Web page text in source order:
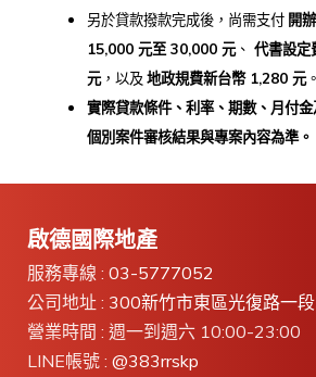
另於貸款撥款完成後，尚需支付 開
15,000 元至 30,000 元、 代書設定
元，以及 地政規費新台幣 1,280 元。
實際貸款條件、利率、期數、月付金
個別案件審核結果與專案內容為準。
啟德國際地產
服務專線 : 03-5777052
公司地址 : 300新竹市東區光復路一
營業時間 : 週一到週六 10:00-23:00
LINE帳號 : @383rrskp